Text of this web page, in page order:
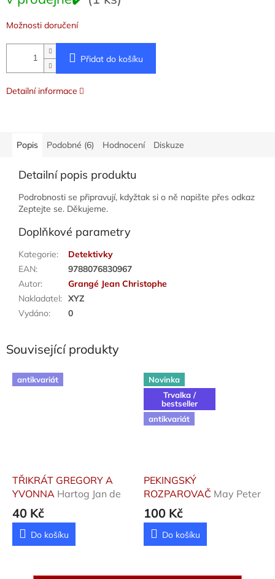
Možnosti doručení
Přidat do košíku
Detailní informace
Popis Podobné (6) Hodnocení Diskuze
Detailní popis produktu
Podrobnosti se připravují, kdyžtak si o ně napište přes odkaz
Zeptejte se. Děkujeme.
Doplňkové parametry
Kategorie:
Detektivky
EAN:
9788076830967
Autor:
Grangé Jean Christophe
Nakladatel: XYZ
Vydáno: 0
Související produkty
antikvariát
TŘIKRÁT GREGORY A
YVONNA Hartog Jan de
40 Kč
Do košíku
Novinka
Trvalka /
bestseller
antikvariát
PEKINGSKÝ
ROZPAROVAČ May Peter
100 Kč
Do košíku